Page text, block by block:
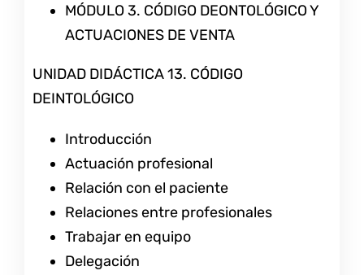
MÓDULO 3. CÓDIGO DEONTOLÓGICO Y
ACTUACIONES DE VENTA
UNIDAD DIDÁCTICA 13. CÓDIGO
DEINTOLÓGICO
Introducción
Actuación profesional
Relación con el paciente
Relaciones entre profesionales
Trabajar en equipo
Delegación